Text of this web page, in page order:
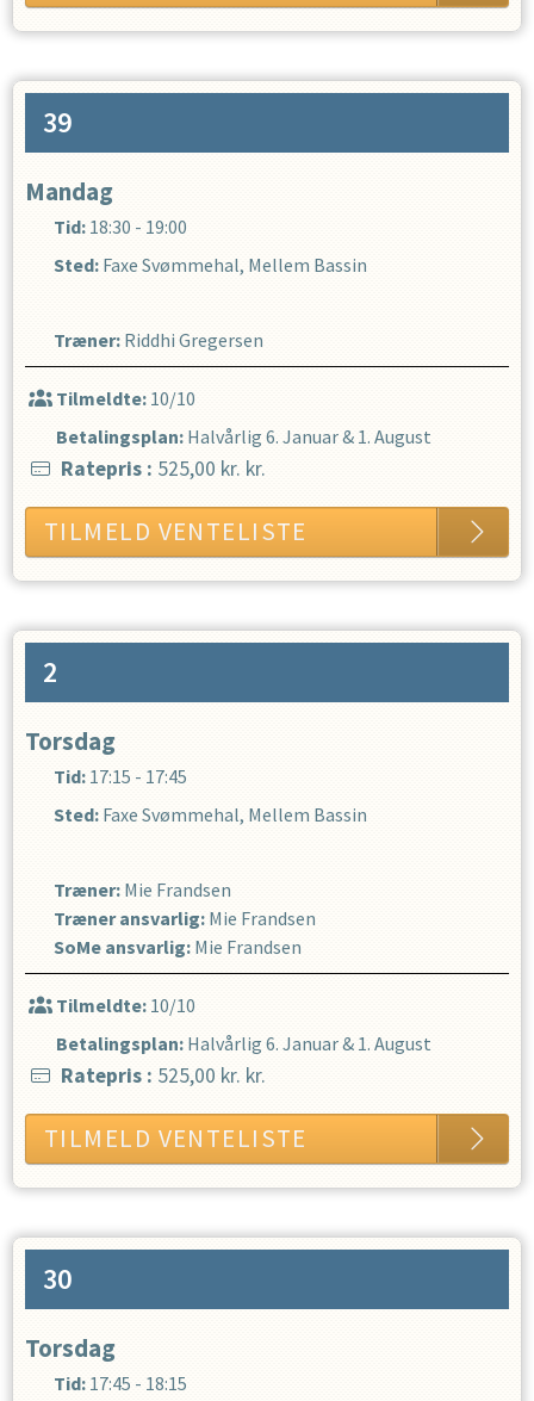
39
Mandag
Tid: 18:30 - 19:00
Sted: Faxe Svømmehal, Mellem Bassin
Træner: Riddhi Gregersen
Tilmeldte:10/10
Betalingsplan: Halvårlig 6. Januar& 1. August
Ratepris : 525,00 kr. kr.
TILMELD VENTELISTE
2
Torsdag
Tid: 17:15 - 17:45
Sted: Faxe Svømmehal, Mellem Bassin
Træner: Mie Frandsen
Træner ansvarlig: Mie Frandsen
SoMe ansvarlig: Mie Frandsen
Tilmeldte:10/10
Betalingsplan: Halvårlig 6. Januar& 1. August
Ratepris : 525,00 kr. kr.
TILMELD VENTELISTE
30
Torsdag
Tid: 17:45 - 18:15